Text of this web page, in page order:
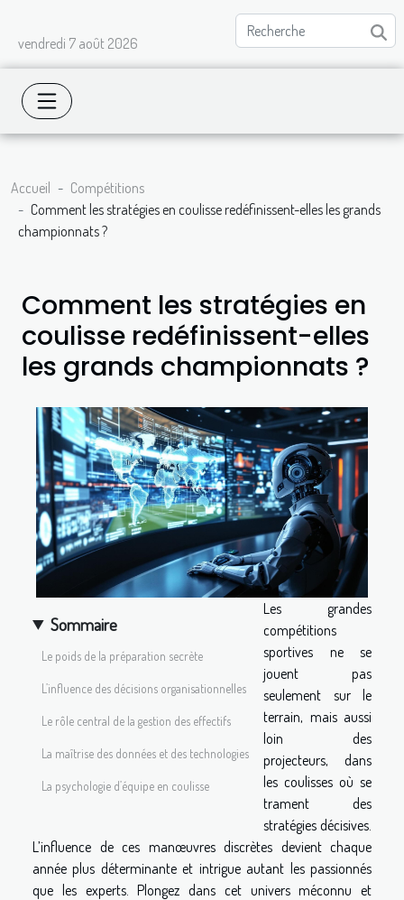
vendredi 7 août 2026
Accueil
Compétitions
Comment les stratégies en coulisse redéfinissent-elles les grands
championnats ?
Comment les stratégies en
coulisse redéfinissent-elles
les grands championnats ?
Sommaire
Le poids de la préparation secrète
L’influence des décisions organisationnelles
Le rôle central de la gestion des effectifs
La maîtrise des données et des technologies
La psychologie d’équipe en coulisse
Les grandes
compétitions
sportives ne se
jouent pas
seulement sur le
terrain, mais aussi
loin des
projecteurs, dans
les coulisses où se
trament des
stratégies décisives.
L’influence de ces manœuvres discrètes devient chaque
année plus déterminante et intrigue autant les passionnés
que les experts. Plongez dans cet univers méconnu et